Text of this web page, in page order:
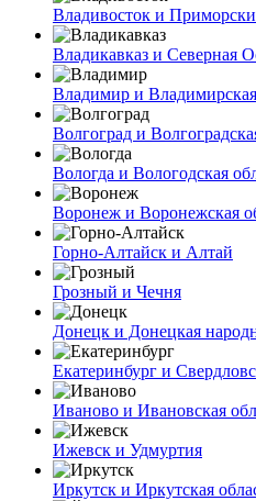
Владивосток и
Владикавказ и Северная
Владимир и Владимирская
Волгоград и
Вологда и Вологодская
Воронеж и Воронежская
Горно-Алтайск и Алтай
Грозный и Чечня
Донецк и Донецкая
Екатеринбург и
Иваново и Ивановская
Ижевск и Удмуртия
Иркутск и Иркутская